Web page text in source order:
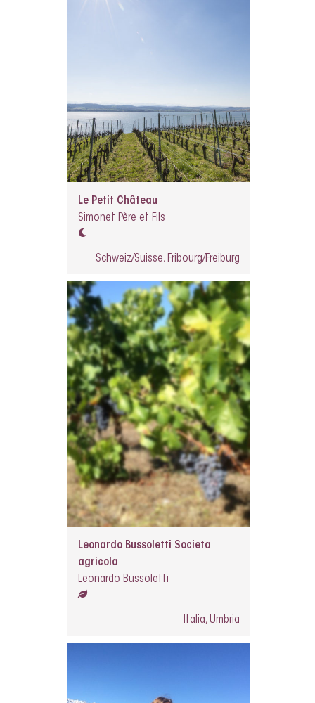
Le Petit Château
Simonet Père et Fils
Schweiz/Suisse, Fribourg/Freiburg
Leonardo Bussoletti Societa
agricola
Leonardo Bussoletti
Italia, Umbria